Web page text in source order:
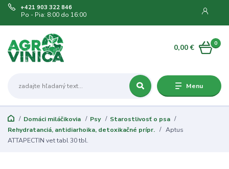
Menu
+421 903 322 846
Po - Pia: 8:00 do 16:00
0
0,00 €
Domáci miláčikovia Psy
Starostlivosť o psa
Rehydratanciá, antidiarhoika, detoxikačné prípr.
Aptus
ATTAPECTIN vet tabl 30 tbl.